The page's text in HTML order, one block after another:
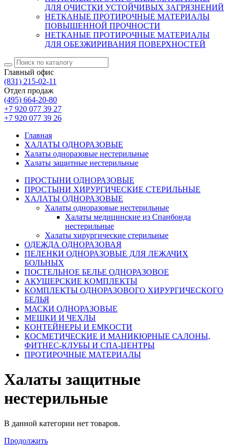
ДЛЯ ОЧИСТКИ УСТОЙЧИВЫХ ЗАГРЯЗНЕНИЙ
НЕТКАНЫЕ ПРОТИРОЧНЫЕ МАТЕРИАЛЫ
ПОВЫШЕННОЙ ПРОЧНОСТИ
НЕТКАНЫЕ ПРОТИРОЧНЫЕ МАТЕРИАЛЫ
ДЛЯ ОБЕЗЖИРИВАНИЯ ПОВЕРХНОСТЕЙ
Главный офис
(831) 215-02-11
Отдел продаж
(495) 664-20-80
+7 920 077 39 27
+7 920 077 39 26
Главная
ХАЛАТЫ ОДНОРАЗОВЫЕ
Халаты одноразовые нестерильные
Халаты защитные нестерильные
ПРОСТЫНИ ОДНОРАЗОВЫЕ
ПРОСТЫНИ ХИРУРГИЧЕСКИЕ СТЕРИЛЬНЫЕ
ХАЛАТЫ ОДНОРАЗОВЫЕ
Халаты одноразовые нестерильные
Халаты медицинские из Спанбонда
нестерильные
Халаты хирургические стерильные
ОДЕЖДА ОДНОРАЗОВАЯ
ПЕЛЕНКИ ОДНОРАЗОВЫЕ ДЛЯ ЛЕЖАЧИХ
БОЛЬНЫХ
ПОСТЕЛЬНОЕ БЕЛЬЕ ОДНОРАЗОВОЕ
АКУШЕРСКИЕ КОМПЛЕКТЫ
КОМПЛЕКТЫ ОДНОРАЗОВОГО ХИРУРГИЧЕСКОГО
БЕЛЬЯ
МАСКИ ОДНОРАЗОВЫЕ
МЕШКИ И ЧЕХЛЫ
КОНТЕЙНЕРЫ И ЕМКОСТИ
КОСМЕТИЧЕСКИЕ И МАНИКЮРНЫЕ САЛОНЫ,
ФИТНЕС-КЛУБЫ И СПА-ЦЕНТРЫ
ПРОТИРОЧНЫЕ МАТЕРИАЛЫ
Халаты защитные
нестерильные
В данной категории нет товаров.
Продолжить